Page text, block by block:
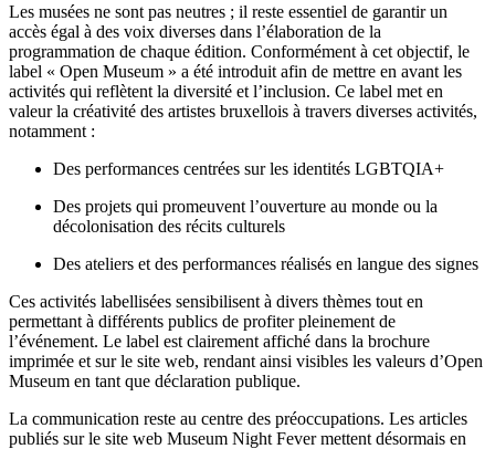
Les musées ne sont pas neutres ; il reste essentiel de garantir un
accès égal à des voix diverses dans l’élaboration de la
programmation de chaque édition. Conformément à cet objectif, le
label « Open Museum » a été introduit afin de mettre en avant les
activités qui reflètent la diversité et l’inclusion. Ce label met en
valeur la créativité des artistes bruxellois à travers diverses activités,
notamment :
Des performances centrées sur les identités LGBTQIA+
Des projets qui promeuvent l’ouverture au monde ou la
décolonisation des récits culturels
Des ateliers et des performances réalisés en langue des signes
Ces activités labellisées sensibilisent à divers thèmes tout en
permettant à différents publics de profiter pleinement de
l’événement. Le label est clairement affiché dans la brochure
imprimée et sur le site web, rendant ainsi visibles les valeurs d’Open
Museum en tant que déclaration publique.
La communication reste au centre des préoccupations. Les articles
publiés sur le site web Museum Night Fever mettent désormais en